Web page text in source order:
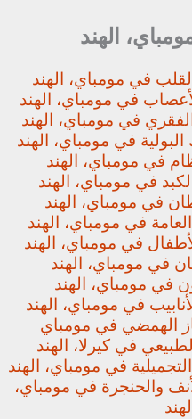
الهند
في مومباي، الهند
في مومباي، الهند
في مومباي، الهند
في مومباي، الهند
في مومباي، الهند
في مومباي، الهند
في مومباي، الهند
في مومباي، الهند
في مومباي، الهند
في مومباي، الهند
في مومباي، الهند
في مومباي، الهند
الهمضي في مومباي
في كيرلا، الهند
في مومباي، الهند
والحنجرة في مومباي،